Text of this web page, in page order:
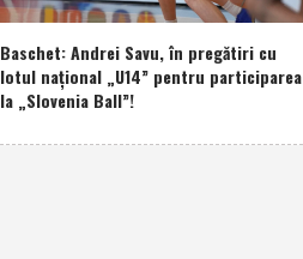
Baschet: Andrei Savu, în pregătiri cu
lotul naţional „U14” pentru participarea
la „Slovenia Ball”!